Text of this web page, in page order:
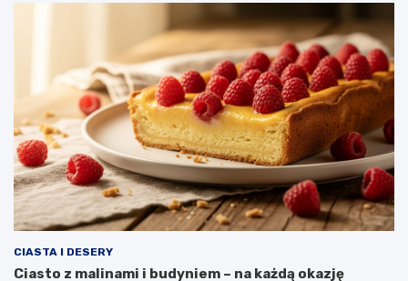
CIASTA I DESERY
Ciasto z malinami i budyniem – na każdą okazję